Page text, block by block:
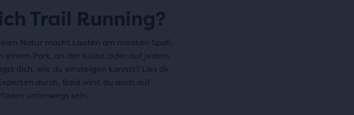
Trail Running?
Natur macht Laufen am meisten Spaß.
einem Park, an der Küste, oder auf jedem
dich, wie du einsteigen kannst? Lies dir
durch. Bald wirst du auch auf
unterwegs sein.